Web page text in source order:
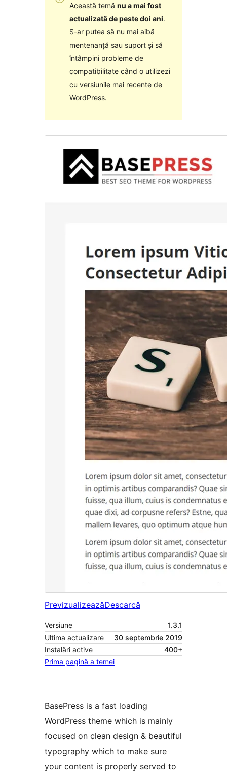
Această temă nu a mai fost
actualizată de peste doi ani.
S-ar putea să nu mai aibă
mentenanță sau suport și să
întâmpini probleme de
compatibilitate când o utilizezi
cu versiunile mai recente de
WordPress.
PrevizualizeazăDescarcă
Versiune
1.3.1
Ultima actualizare
30 septembrie 2019
Instalări active
400+
Prima pagină a temei
BasePress is a fast loading
WordPress theme which is mainly
focused on clean design & beautiful
typography which to make sure
your content is properly served to